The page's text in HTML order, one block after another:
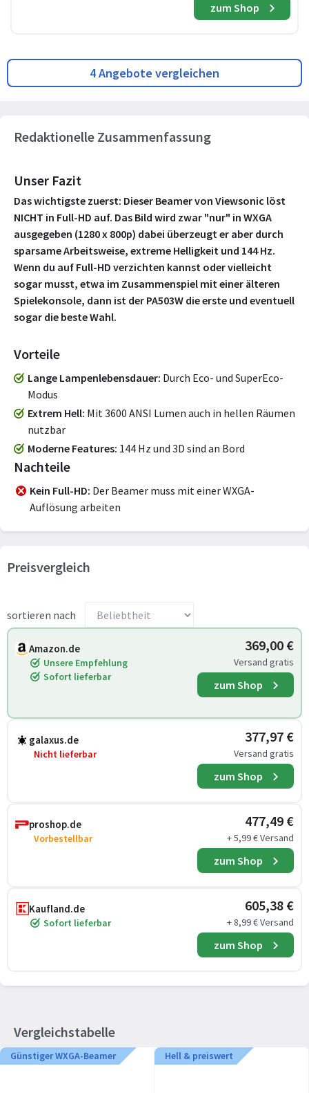
zum Shop
4 Angebote vergleichen
Redaktionelle Zusammenfassung
Unser Fazit
Das wichtigste zuerst: Dieser Beamer von Viewsonic löst
NICHT in Full-HD auf. Das Bild wird zwar "nur" in WXGA
ausgegeben (1280 x 800p) dabei überzeugt er aber durch
sparsame Arbeitsweise, extreme Helligkeit und 144 Hz.
Wenn du auf Full-HD verzichten kannst oder vielleicht
sogar musst, etwa im Zusammenspiel mit einer älteren
Spielekonsole, dann ist der PA503W die erste und eventuell
sogar die beste Wahl.
Vorteile
Lange Lampenlebensdauer Durch Eco- und SuperEco-
Modus
Extrem Hell Mit 3600 ANSI Lumen auch in hellen Räumen
nutzbar
Moderne Features 144 Hz und 3D sind an Bord
Nachteile
Kein Full-HD Der Beamer muss mit einer WXGA-
Auflösung arbeiten
Preisvergleich
sortieren nach
Amazon.de
Unsere Empfehlung
Sofort lieferbar
369,00 €
Versand gratis
zum Shop
galaxus.de
Nicht lieferbar
377,97 €
Versand gratis
zum Shop
proshop.de
Vorbestellbar
477,49 €
+ 5,99 € Versand
zum Shop
Kaufland.de
Sofort lieferbar
605,38 €
+ 8,99 € Versand
zum Shop
Vergleichstabelle
Günstiger WXGA-Beamer Hell & preiswert